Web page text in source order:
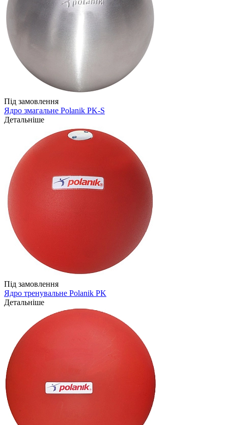
Під замовлення
Ядро змагальне Polanik PK-S
Детальніше
Під замовлення
Ядро тренувальне Polanik PK
Детальніше